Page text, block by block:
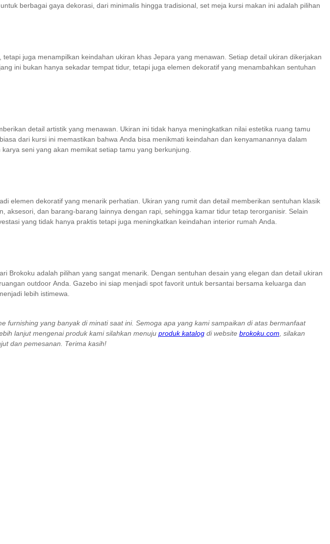
berbagai gaya dekorasi, dari minimalis hingga tradisional, set meja kursi makan ini adalah pilihan
juga menampilkan keindahan ukiran khas Jepara yang menawan. Setiap detail ukiran dikerjakan
ini bukan hanya sekadar tempat tidur, tetapi juga elemen dekoratif yang menambahkan sentuhan
detail artistik yang menawan. Ukiran ini tidak hanya meningkatkan nilai estetika ruang tamu
dari kursi ini memastikan bahwa Anda bisa menikmati keindahan dan kenyamanannya dalam
seni yang akan memikat setiap tamu yang berkunjung.
elemen dekoratif yang menarik perhatian. Ukiran yang rumit dan detail memberikan sentuhan klasik
dan barang-barang lainnya dengan rapi, sehingga kamar tidur tetap terorganisir. Selain
yang tidak hanya praktis tetapi juga meningkatkan keindahan interior rumah Anda.
adalah pilihan yang sangat menarik. Dengan sentuhan desain yang elegan dan detail ukiran
outdoor Anda. Gazebo ini siap menjadi spot favorit untuk bersantai bersama keluarga dan
lebih istimewa.
yang banyak di minati saat ini. Semoga apa yang kami sampaikan di atas bermanfaat
lanjut mengenai produk kami silahkan menuju produk katalogdi website brokoku.com, silakan
dan pemesanan. Terima kasih!